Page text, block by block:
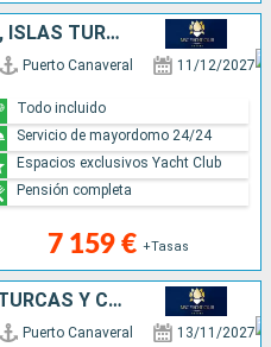
MÉXICO, ESTADOS UNIDOS, ISLAS TURCAS Y CAICOS, REPÚBLICA DOMINICANA, BAHAMAS
Puerto Canaveral 11/12/2027
7 159 € +Tasas
Todo incluido
Servicio de mayordomo 24/24
Espacios exclusivos Yacht Club
Pensión completa
MÉXICO, BAHAMAS, ISLAS TURCAS Y CAICOS, REPÚBLICA DOMINICANA, ESTADOS UNIDOS
Puerto Canaveral 13/11/2027